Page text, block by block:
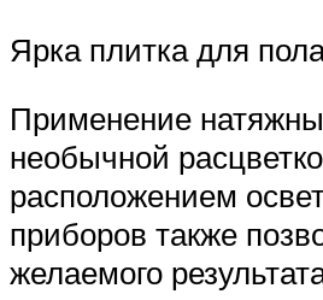
Ярка плитка для
Применение
необычной
расположением
приборов также
желаемого